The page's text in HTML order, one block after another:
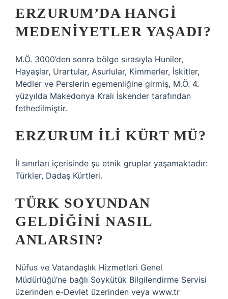
ERZURUM’DA HANGI
MEDENIYETLER YAŞADI?
M.Ö. 3000’den sonra bölge sırasıyla Huniler,
Hayaşlar, Urartular, Asurlular, Kimmerler, İskitler,
Medler ve Perslerin egemenliğine girmiş, M.Ö. 4.
yüzyılda Makedonya Kralı İskender tarafından
fethedilmiştir.
ERZURUM ILI KÜRT MÜ?
İl sınırları içerisinde şu etnik gruplar yaşamaktadır:
Türkler, Dadaş Kürtleri.
TÜRK SOYUNDAN
GELDIĞINI NASIL
ANLARSIN?
Nüfus ve Vatandaşlık Hizmetleri Genel
Müdürlüğü’ne bağlı Soykütük Bilgilendirme Servisi
üzerinden e-Devlet üzerinden veya www.tr